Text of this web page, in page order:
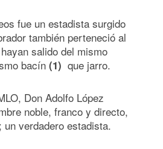
fue un estadista surgido
también perteneció al
salido del mismo
bacín (1) que jarro.
Don Adolfo López
noble, franco y directo,
verdadero estadista.